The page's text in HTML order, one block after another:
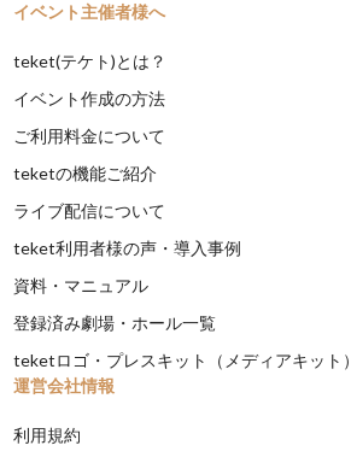
イベント主催者様へ
teket(テケト)とは？
イベント作成の方法
ご利用料金について
teketの機能ご紹介
ライブ配信について
teket利用者様の声・導入事例
資料・マニュアル
登録済み劇場・ホール一覧
teketロゴ・プレスキット（メディアキット）
運営会社情報
利用規約